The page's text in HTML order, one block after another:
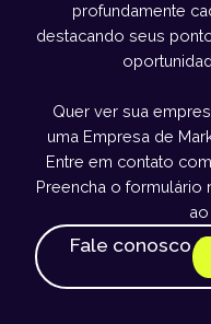
profundamente
destacando seus
Quer ver sua
uma Empresa de
Entre em contato
Preencha o formulário
Fale conosco